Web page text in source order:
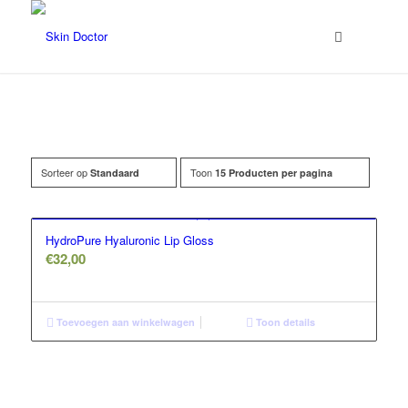
Filter assortiment
Coco en sebas
Luxuriuous Gift Sets
Sorteer op Standaard Toon 15 Producten per pagina
HydroPure Hyaluronic Lip Gloss
€32,00
Toevoegen aan winkelwagen Toon details